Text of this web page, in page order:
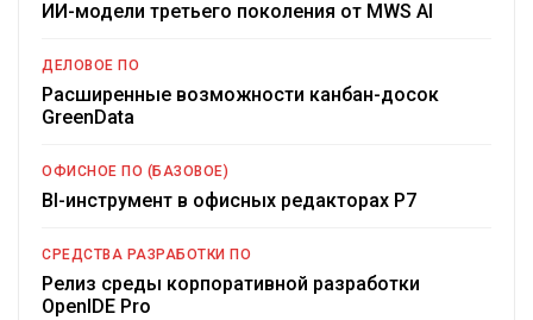
ИИ-модели третьего поколения от MWS AI
ДЕЛОВОЕ ПО
Расширенные возможности канбан-досок
GreenData
ОФИСНОЕ ПО (БАЗОВОЕ)
BI-инструмент в офисных редакторах Р7
СРЕДСТВА РАЗРАБОТКИ ПО
Релиз среды корпоративной разработки
OpenIDE Pro